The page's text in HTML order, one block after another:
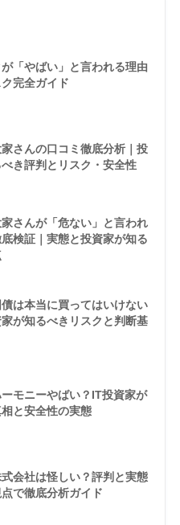
「やばい」と言われる理由
完全ガイド
さんの口コミ徹底分析｜投
き評判とリスク・安全性
さんが「危ない」と言われ
検証｜実態と投資家が知る
は本当に買ってはいけない
が知るべきリスクと判断基
モニーやばい？IT投資家が
と安全性の実態
会社は怪しい？評判と実態
で徹底分析ガイド